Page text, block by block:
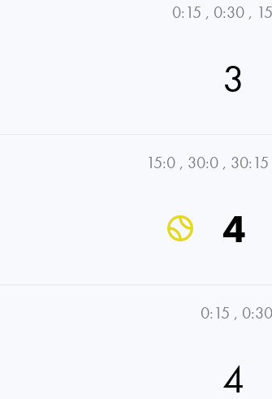
0:15 , 0:30 ,
3
15:0 , 30:0 , 30:15
4
0:15 , 0:30
4